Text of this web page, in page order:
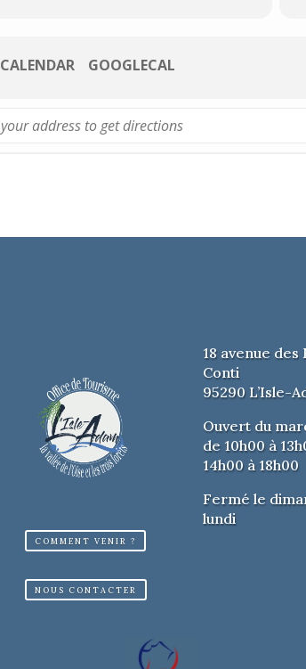
CALENDAR GOOGLECAL
18 avenue des
Conti
95290 L’Isle-
Ouvert du
de 10h00 à
14h00 à 18h00
Fermé le
lundi
COMMENT VENIR ?
NOUS CONTACTER